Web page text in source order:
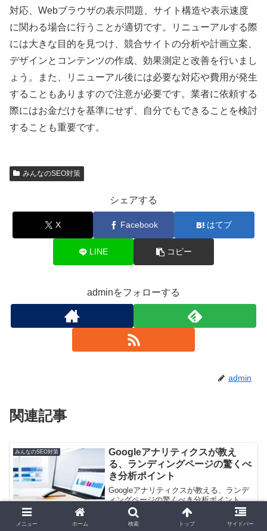
対応、Webブラウザの表示問題、サイト構造や表示速度
に関わる場合に行うことが適切です。リニューアルする際
には大きな目的を見つけ、競合サイトの分析や計画立案、
デザインとコンテンツの作成、効果測定と改善を行いまし
ょう。また、リニューアル後には必要な対応や費用が発生
することもありますので注意が必要です。業者に依頼する
際にはお金だけを基準にせず、自分でもできることを検討
することも重要です。
みんなのSEO対策
シェアする
X Facebook はてブ
LINE コピー
adminをフォローする
admin
関連記事
みんなのSEO対策
Googleアナリティクスが教え
る、ランディングページの驚くべ
き分析ポイント
Googleアナリティクスが教える、ランデ
ィングページの驚くべき分析ポイント。
ランディングページの分析って何なの？
Googleアナリティクスでどんな情報を得
られるの？ランディングページとは一体
メニュー ホーム 検索 トップ サイドバー